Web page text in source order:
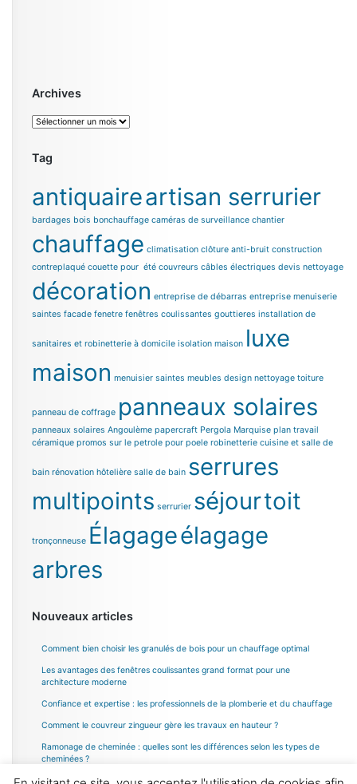
Archives
Archives
Tag
antiquaireartisan serrurier
bardages bois bonchauffage caméras de surveillance chantier
chauffage climatisation clôture anti-bruit construction
contreplaqué couette pour été couvreurs câbles électriques devis nettoyage
décoration entreprise de débarras entreprise menuiserie
saintes facade fenetre fenêtres coulissantes gouttieres installation de
sanitaires et robinetterie à domicile isolation maison luxe
maison menuisier saintes meubles design nettoyage toiture
panneau de coffrage panneaux solaires
panneaux solaires Angoulème papercraft Pergola Marquise plan travail
céramique promos sur le petrole pour poele robinetterie cuisine et salle de
bain rénovation hôtelière salle de bain serrures
multipoints serrurier séjourtoit
tronçonneuse Élagageélagage
arbres
Nouveaux articles
Comment bien choisir les granulés de bois pour un chauffage optimal
Les avantages des fenêtres coulissantes grand format pour une
architecture moderne
Confiance et expertise : les professionnels de la plomberie et du chauffage
Comment le couvreur zingueur gère les travaux en hauteur ?
Ramonage de cheminée : quelles sont les différences selon les types de
cheminées ?